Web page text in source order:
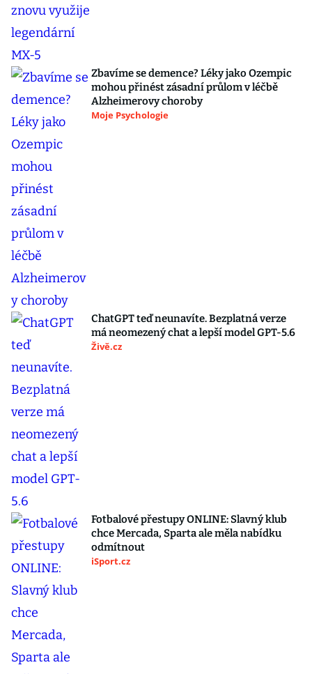
Zbavíme se demence? Léky jako Ozempic
mohou přinést zásadní průlom v léčbě
Alzheimerovy choroby
Moje Psychologie
ChatGPT teď neunavíte. Bezplatná verze
má neomezený chat a lepší model GPT-5.6
Živě.cz
Fotbalové přestupy ONLINE: Slavný klub
chce Mercada, Sparta ale měla nabídku
odmítnout
iSport.cz